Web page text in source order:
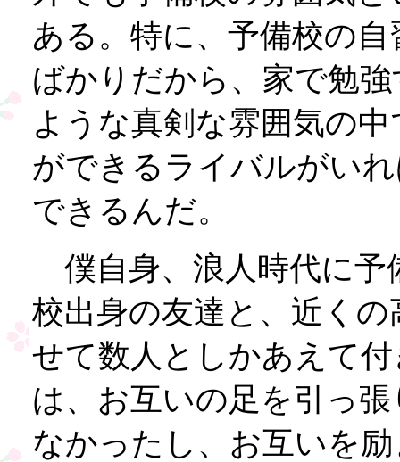
ある。特に、予備校の
ばかりだから、家で勉
ような真剣な雰囲気の
ができるライバルがい
できるんだ。
僕自身、浪人時代に予
校出身の友達と、近く
せて数人としかあえて
は、お互いの足を引っ
なかったし、お互いを